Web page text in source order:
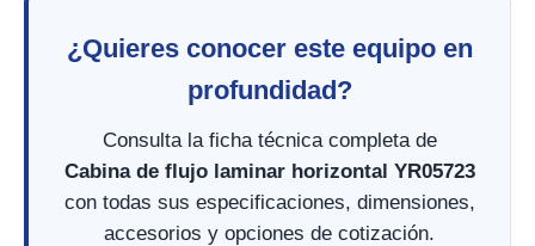
¿Quieres conocer este equipo en
profundidad?
Consulta la ficha técnica completa de
Cabina de flujo laminar horizontal YR05723
con todas sus especificaciones, dimensiones,
accesorios y opciones de cotización.